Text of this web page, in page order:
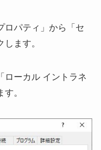
ロパティ」から「セ
ます。
ローカル イントラネ
。